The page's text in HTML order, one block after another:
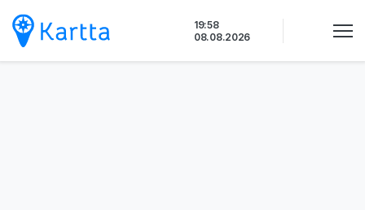
sisältöön
19:58
08.08.2026